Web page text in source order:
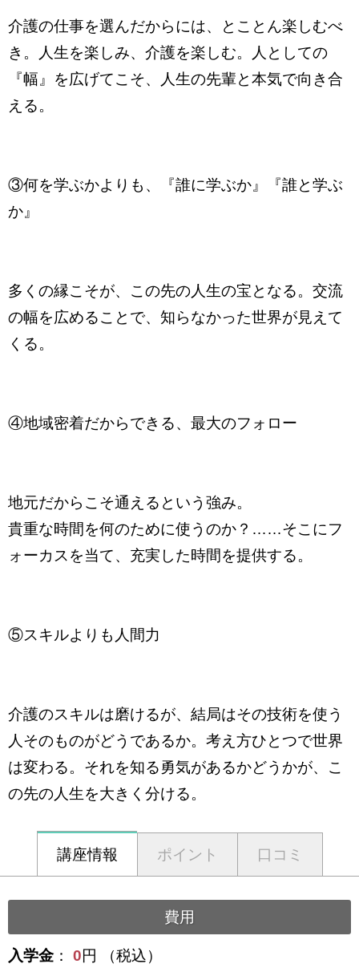
介護の仕事を選んだからには、とことん楽しむべ
き。人生を楽しみ、介護を楽しむ。人としての
『幅』を広げてこそ、人生の先輩と本気で向き合
える。
③何を学ぶかよりも、『誰に学ぶか』『誰と学ぶ
か』
多くの縁こそが、この先の人生の宝となる。交流
の幅を広めることで、知らなかった世界が見えて
くる。
④地域密着だからできる、最大のフォロー
地元だからこそ通えるという強み。
貴重な時間を何のために使うのか？……そこにフ
ォーカスを当て、充実した時間を提供する。
⑤スキルよりも人間力
介護のスキルは磨けるが、結局はその技術を使う
人そのものがどうであるか。考え方ひとつで世界
は変わる。それを知る勇気があるかどうかが、こ
の先の人生を大きく分ける。
講座情報 ポイント 口コミ
費用
入学金 ： 0円 （税込）